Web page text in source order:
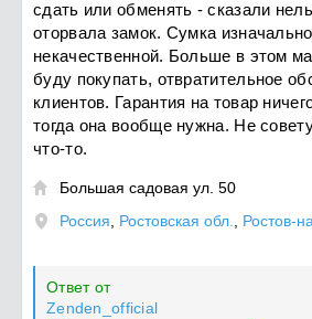
сдать или обменять - сказали
оторвала замок. Сумка
некачественной. Больше в этом
буду покупать, отвратительное
клиентов. Гарантия на товар
тогда она вообще нужна. Не
что-то.

Большая садовая ул. 50
Россия
Ростовская обл. Ростов-
Ответ от
Zenden_official